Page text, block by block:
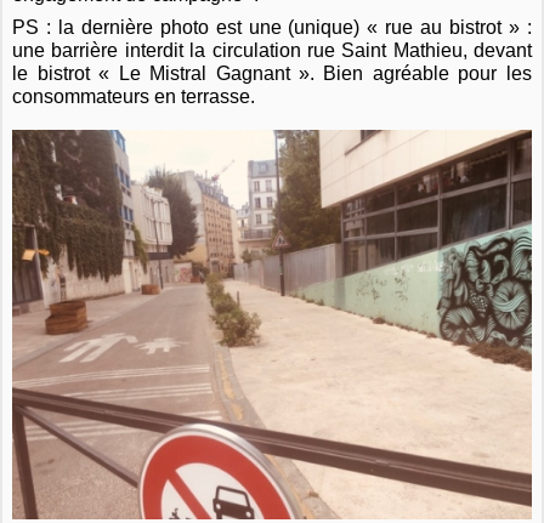
PS : la dernière photo est une (unique) « rue au bistrot » :
une barrière interdit la circulation rue Saint Mathieu, devant
le bistrot « Le Mistral Gagnant ». Bien agréable pour les
consommateurs en terrasse.